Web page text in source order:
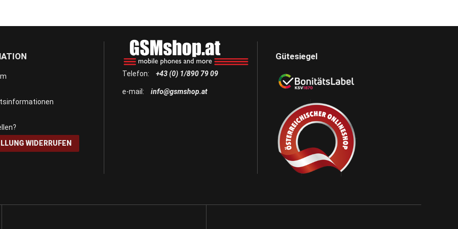
WIDERRUFEN
Telefon: +43 (0) 1/890 79 09
e-mail: info@gsmshop.at
Gütesiegel